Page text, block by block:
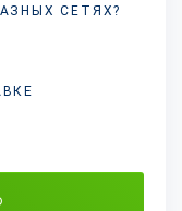
СЕТЯХ?